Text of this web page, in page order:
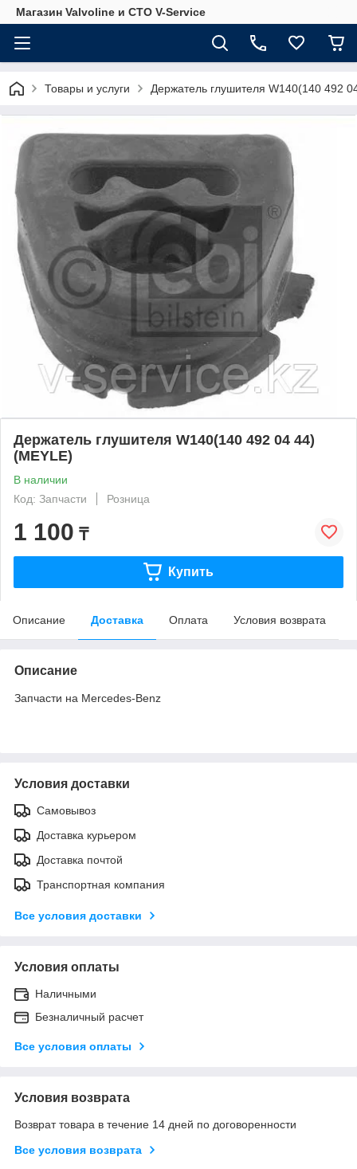
Магазин Valvoline и СТО V-Service
Товары и услуги Держатель глушителя W140(140 492
Держатель глушителя W140(140 492 04 44)
(MEYLE)
В наличии
Код: Запчасти
Розница
1 100 ₸
Купить
Описание Доставка Оплата Условия возврата
Описание
Запчасти на Mercedes-Benz
Условия доставки
Самовывоз
Доставка курьером
Доставка почтой
Транспортная компания
Все условия доставки
Условия оплаты
Наличными
Безналичный расчет
Все условия оплаты
Условия возврата
Возврат товара в течение 14 дней по договоренности
Все условия возврата